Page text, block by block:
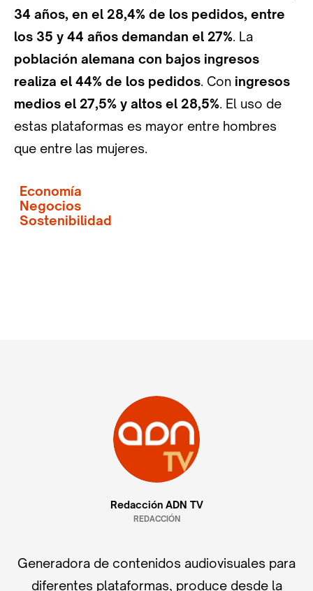
34 años, en el 28,4% de los pedidos, entre
los 35 y 44 años demandan el 27%. La
población alemana con bajos ingresos
realiza el 44% de los pedidos. Con ingresos
medios el 27,5% y altos el 28,5%. El uso de
estas plataformas es mayor entre hombres
que entre las mujeres.
Economía
Negocios
Sostenibilidad
Redacción ADN TV
REDACCIÓN
Generadora de contenidos audiovisuales para
diferentes plataformas, produce desde la